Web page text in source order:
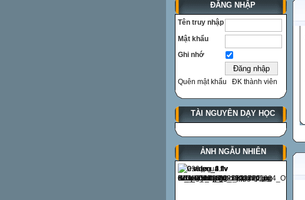
ĐĂNG NHẬP
Tên truy nhập
Mật khẩu
Ghi nhớ
Quên mật khẩu ĐK thành viên
TÀI NGUYÊN DẠY HỌC
ẢNH NGẪU NHIÊN